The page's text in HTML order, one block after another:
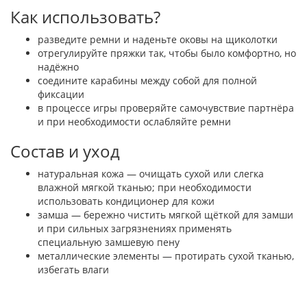
Как использовать?
разведите ремни и наденьте оковы на щиколотки
отрегулируйте пряжки так, чтобы было комфортно, но
надёжно
соедините карабины между собой для полной
фиксации
в процессе игры проверяйте самочувствие партнёра
и при необходимости ослабляйте ремни
Состав и уход
натуральная кожа — очищать сухой или слегка
влажной мягкой тканью; при необходимости
использовать кондиционер для кожи
замша — бережно чистить мягкой щёткой для замши
и при сильных загрязнениях применять
специальную замшевую пену
металлические элементы — протирать сухой тканью,
избегать влаги